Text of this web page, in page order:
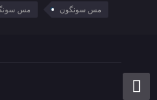
مس سونگون مس